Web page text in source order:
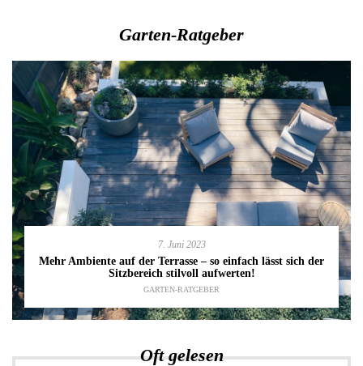
Garten-Ratgeber
7. Juni 2023
Mehr Ambiente auf der Terrasse – so einfach lässt sich der
Sitzbereich stilvoll aufwerten!
GARTEN-RATGEBER
Oft gelesen